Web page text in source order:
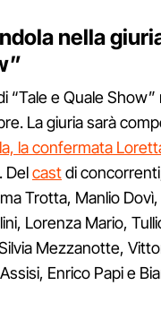
nella
“Tale e Quale Show”
La giuria sarà
la confermata
. Delcastdi
Trotta, Manlio
Lorenza Mario,
Mezzanotte,
Enrico Papi e